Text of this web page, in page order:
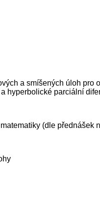
a smíšených úloh
hyperbolické parciální
(dle